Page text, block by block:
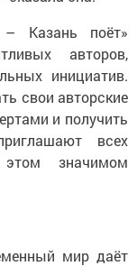
– Казань поёт»
авторов,
инициатив.
свои авторские
и получить
всех
значимом
мир даёт